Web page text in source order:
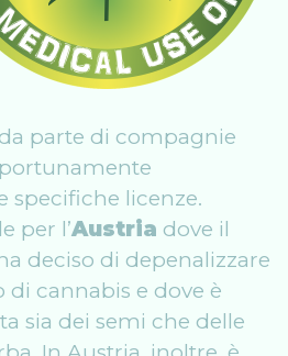
parte di compagnie
specifiche licenze.
per l’Austria dove il
deciso di depenalizzare
di cannabis e dove è
sia dei semi che delle